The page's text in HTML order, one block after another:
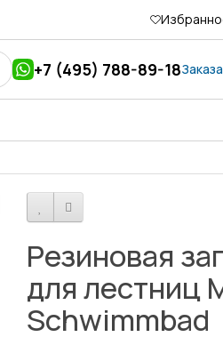
+7 (495) 788-89-18
Резиновая
для лестниц
Schwimmbad